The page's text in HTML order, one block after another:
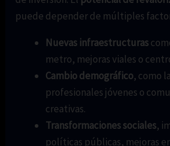
puede depender de múltiples
Nuevas infraestructuras
metro, mejoras viales o
Cambio demográfico, como
profesionales jóvenes o
creativas.
Transformaciones sociales,
políticas públicas, mejoras